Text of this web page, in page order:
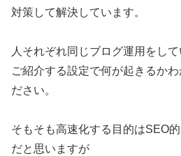
対策して解決しています。
人それぞれ同じブログ運用をし
ご紹介する設定で何が起きるか
ださい。
そもそも高速化する目的はSEO
だと思いますが